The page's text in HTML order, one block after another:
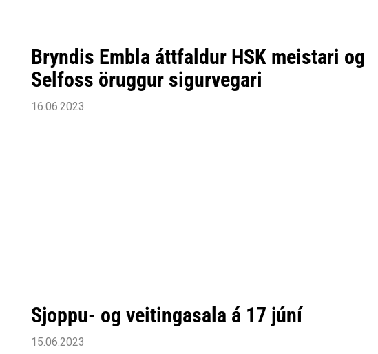
Bryndis Embla áttfaldur HSK meistari og
Selfoss öruggur sigurvegari
16.06.2023
Sjoppu- og veitingasala á 17 júní
15.06.2023